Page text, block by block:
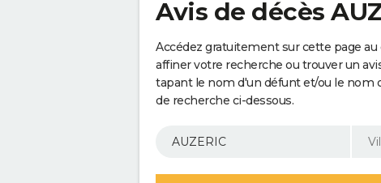
Avis de décès
Accédez gratuitement sur cette page au
affiner votre recherche ou trouver un
tapant le nom d'un défunt et/ou le nom
de recherche ci-dessous.